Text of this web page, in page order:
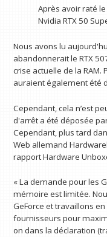
Après avoir raté
Nvidia RTX 50
Nous avons lu
abandonnerait le RTX
crise actuelle de la RAM.
auraient également été
Cependant, cela n’est
d'arrêt a été déposée
Cependant, plus tard
Web allemand
rapport Hardware
« La demande pour les
mémoire est limitée.
GeForce et travaillons
fournisseurs pour
on dans la déclaration